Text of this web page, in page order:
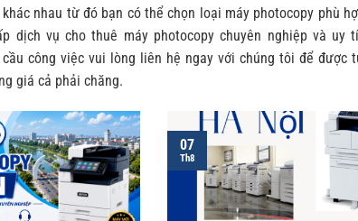
nhau từ đó bạn có thể chọn loại máy photocopy phù
dịch vụ cho thuê máy photocopy chuyên nghiệp và
công việc vui lòng liên hệ ngay với chúng tôi để được
giá cả phải chăng.
07
Th8